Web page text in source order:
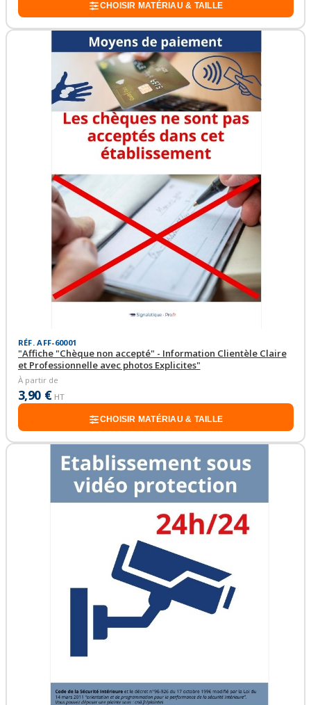
CHOISIR MATÉRIAU & TAILLE
RÉF. AFF-60001
"Affiche "Chèque non accepté" - Information Clientèle Claire
et Professionnelle avec photos Explicites"
À partir de
3,90 € HT
CHOISIR MATÉRIAU & TAILLE